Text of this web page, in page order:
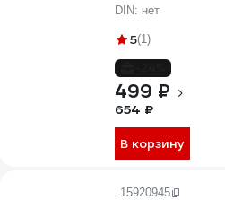
DIN: нет
5(1)
499 ₽
654 ₽
В корзину
15920945